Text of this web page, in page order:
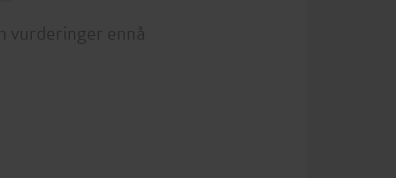
vurderinger ennå